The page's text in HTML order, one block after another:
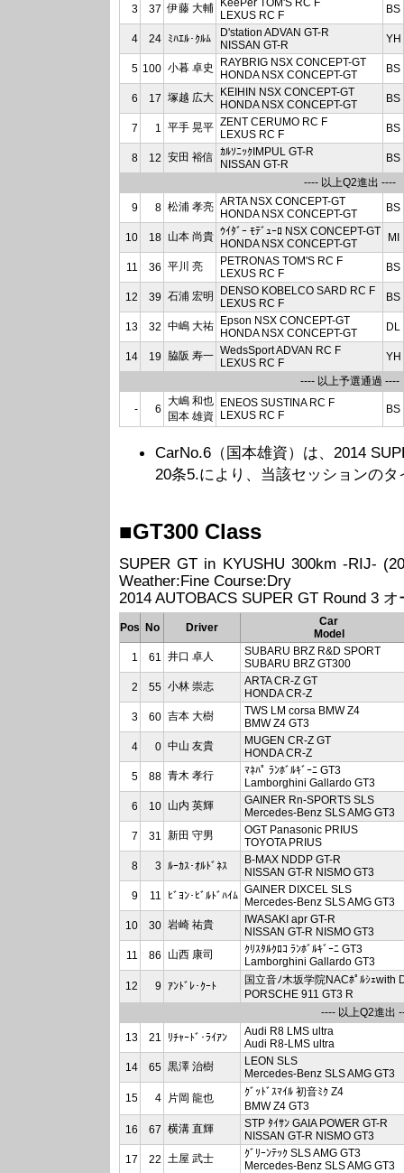
3 37 伊藤 大輔
KeePer TOM'S RC F
LEXUS RC F
BS
4 24 ﾐﾊｴﾙ･ｸﾙﾑ
D'station ADVAN GT-R
NISSAN GT-R
YH
5 100 小暮 卓史
RAYBRIG NSX CONCEPT-GT
HONDA NSX CONCEPT-GT
BS
6 17 塚越 広大
KEIHIN NSX CONCEPT-GT
HONDA NSX CONCEPT-GT
BS
7 1 平手 晃平 ZENT CERUMO RC F
LEXUS RC F
BS
8 12 安田 裕信 ｶﾙｿﾆｯｸIMPUL GT-R
NISSAN GT-R
BS
---- 以上Q2進出 ----
9
8 松浦 孝亮 ARTA NSX CONCEPT-GT
HONDA NSX CONCEPT-GT
BS
10 18 山本 尚貴 ｳｲﾀﾞｰ ﾓﾃﾞｭｰﾛ NSX CONCEPT-GT
HONDA NSX CONCEPT-GT
MI
11 36 平川 亮
PETRONAS TOM'S RC F
LEXUS RC F
BS
12 39 石浦 宏明
DENSO KOBELCO SARD RC F
LEXUS RC F
BS
13 32 中嶋 大祐
Epson NSX CONCEPT-GT
HONDA NSX CONCEPT-GT
DL
14 19 脇阪 寿一 WedsSport ADVAN RC F
LEXUS RC F
YH
---- 以上予選通過 ----
- 6
大嶋 和也
国本 雄資
ENEOS SUSTINA RC F
LEXUS RC F
BS
CarNo.6（国本雄資）は、2014
20条5.により、当該セッションの
■GT300 Class
SUPER GT in KYUSHU 300km -RIJ-
Weather:Fine Course:Dry
2014 AUTOBACS SUPER GT Round 3
Pos No Driver
Car
Model
1
61 井口 卓人
SUBARU BRZ R&D SPORT
SUBARU BRZ GT300
2
55 小林 崇志
ARTA CR-Z GT
HONDA CR-Z
3
60 吉本 大樹
TWS LM corsa BMW Z4
BMW Z4 GT3
4
0 中山 友貴
MUGEN CR-Z GT
HONDA CR-Z
5
88 青木 孝行
ﾏﾈﾊﾟ ﾗﾝﾎﾞﾙｷﾞｰﾆ GT3
Lamborghini Gallardo GT3
6
10 山内 英輝
GAINER Rn-SPORTS SLS
Mercedes-Benz SLS AMG GT3
7
31 新田 守男
OGT Panasonic PRIUS
TOYOTA PRIUS
8
3 ﾙｰｶｽ･ｵﾙﾄﾞﾈｽ
B-MAX NDDP GT-R
NISSAN GT-R NISMO GT3
9
11 ﾋﾞﾖﾝ･ﾋﾞﾙﾄﾞﾊｲﾑ GAINER DIXCEL SLS
Mercedes-Benz SLS AMG GT3
10
30 岩崎 祐貴
IWASAKI apr GT-R
NISSAN GT-R NISMO GT3
11
86 山西 康司
ｸﾘｽﾀﾙｸﾛｺ ﾗﾝﾎﾞﾙｷﾞｰﾆ GT3
Lamborghini Gallardo GT3
12
9 ｱﾝﾄﾞﾚ･ｸｰﾄ
国立音ﾉ木坂学院NACﾎﾟﾙｼｪwith
PORSCHE 911 GT3 R
---- 以上Q2進出
13
21 ﾘﾁｬｰﾄﾞ･ﾗｲｱﾝ
Audi R8 LMS ultra
Audi R8-LMS ultra
14
65 黒澤 治樹
LEON SLS
Mercedes-Benz SLS AMG GT3
15
4 片岡 龍也
ｸﾞｯﾄﾞｽﾏｲﾙ 初音ﾐｸ Z4
BMW Z4 GT3
16
67 横溝 直輝
STP ﾀｲｻﾝ GAIA POWER GT-R
NISSAN GT-R NISMO GT3
17
22 土屋 武士
ｸﾞﾘｰﾝﾃｯｸ SLS AMG GT3
Mercedes-Benz SLS AMG GT3